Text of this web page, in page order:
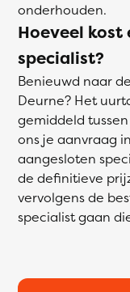
onderhouden.
Hoeveel
specialist?
Benieuwd naar
Deurne? Het
gemiddeld
ons je aanvraag
aangesloten
de definitieve
vervolgens de
specialist gaan